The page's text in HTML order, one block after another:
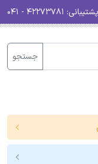
پشتیبانی:
جستجو